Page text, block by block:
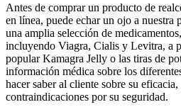
Antes de comprar un producto de
en línea, puede echar un ojo a nuestra
una amplia selección de
incluyendo Viagra, Cialis y Levitra, a
popular Kamagra Jelly o las tiras de
información médica sobre los
hacer saber al cliente sobre su
contraindicaciones por su seguridad.